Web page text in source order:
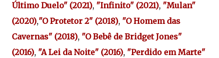
Último Duelo" (2021), "Infinito" (2021), "Mulan"
(2020),"O Protetor 2" (2018), "O Homem das
Cavernas" (2018), "O Bebê de Bridget Jones"
(2016), "A Lei da Noite" (2016), "Perdido em Marte"